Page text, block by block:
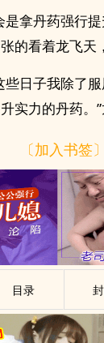
是拿丹药强行
的看着龙飞天
些日子我除了
实力的丹药。”
〔加入书签〕
目录